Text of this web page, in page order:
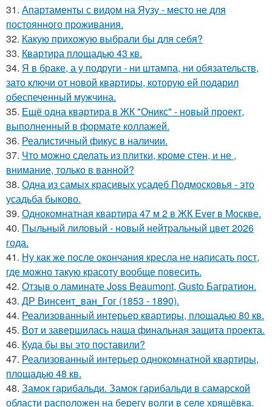
31. Апартаменты с видом на Яузу - место не для
постоянного проживания.
32. Какую прихожую выбрали бы для себя?
33. Квартира площадью 43 кв.
34. Я в браке, а у подруги - ни штампа, ни обязательств,
зато ключи от новой квартиры, которую ей подарил
обеспеченный мужчина.
35. Ещё одна квартира в ЖК "Оникс" - новый проект,
выполненный в формате коллажей.
36. Реалистичный фикус в наличии.
37. Что можно сделать из плитки, кроме стен, и не ,
внимание, только в ванной?
38. Одна из самых красивых усадеб Подмосковья - это
усадьба быково.
39. Однокомнатная квартира 47 м 2 в ЖК Ever в Москве.
40. Пыльный лиловый - новый нейтральный цвет 2026
года.
41. Ну как же после окончания кресла не написать пост,
где можно такую красоту вообще повесить.
42. Отзыв о ламинате Joss Beaumont, Gusto Багратион.
43. ДР Винсент_ван_Гог (1853 - 1890).
44. Реализованный интерьер квартиры, площадью 80 кв.
45. Вот и завершилась наша финальная защита проекта.
46. Куда бы вы это поставили?
47. Реализованный интерьер однокомнатной квартиры,
площадью 48 кв.
48. Замок гарибальди. Замок гарибальди в самарской
области расположен на берегу волги в селе хрящёвка.